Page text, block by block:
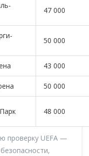
47 000
50 000
43 000
50 000
48 000
проверку UEFA —